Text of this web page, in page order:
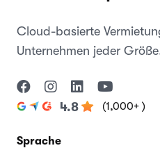
Cloud-basierte
Unternehmen jeder
4.8 (1,000+ )
Sprache